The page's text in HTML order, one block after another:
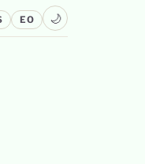
EO 🌙